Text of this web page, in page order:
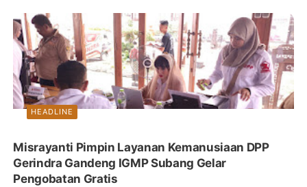
HEADLINE
Misrayanti Pimpin Layanan Kemanusiaan DPP
Gerindra Gandeng IGMP Subang Gelar
Pengobatan Gratis